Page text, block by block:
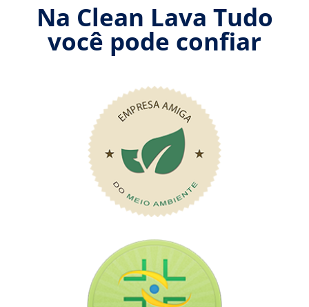
Na Clean Lava Tudo
você pode confiar